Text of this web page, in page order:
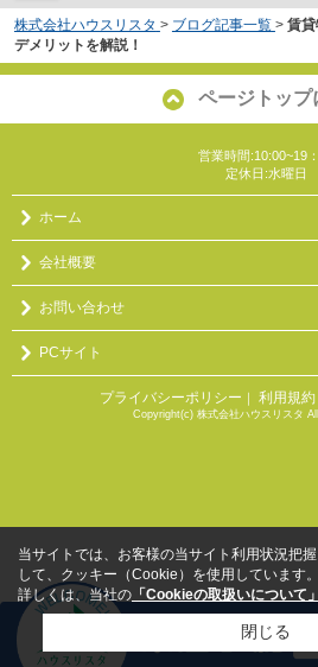
株式会社ハウスリスタ > ブログ記事一覧 > 賃
デメリットを解説！
ページトップ
営業時間:10:00~19
定休日:水曜日
ホーム
会社概要
お問い合わせ
PCサイト
プライバシーポリシー ｜ 利用規約
Copyright(c) 株式会社ハウスリスタ
当サイトでは、お客様の当サイト利用状況把
して、クッキー（Cookie）を使用しています。
詳しくは、当社の 「Cookieの取扱いについて」
閉じる